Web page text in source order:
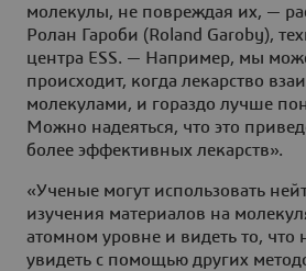
молекулы, не повреждая их, —
Ролан Гароби (Roland Garoby),
центра ESS. — Например, мы
происходит, когда лекарство
молекулами, и гораздо лучше
Можно надеяться, что это
более эффективных лекарств».
«Ученые могут использовать
изучения материалов на
атомном уровне и видеть то, что
увидеть с помощью других